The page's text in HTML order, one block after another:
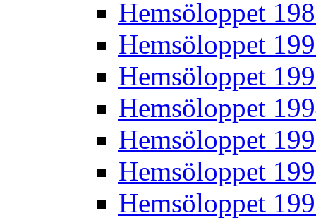
Hemsöloppet
Hemsöloppet
Hemsöloppet
Hemsöloppet
Hemsöloppet
Hemsöloppet
Hemsöloppet